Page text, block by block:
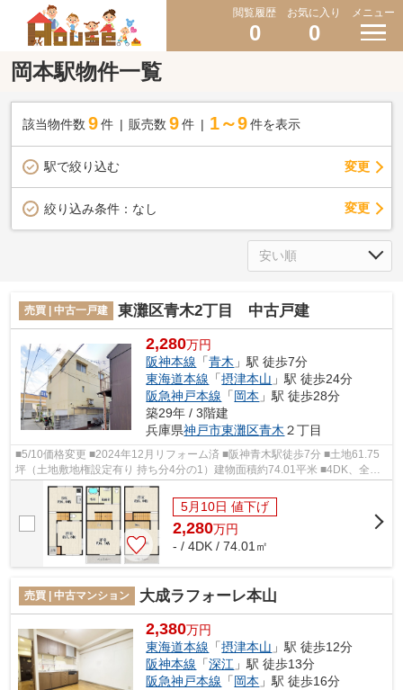
閲覧履歴
0
お気に入り
0
メニュー
岡本駅物件一覧
該当物件数 9件 販売数 9 件 1～9 件を表示
駅で絞り込む 変更
絞り込み条件： なし 変更
売買 | 中古一戸建 東灘区青木2丁目 中古戸建
2,280万円
阪神本線 「青木 」駅 徒歩7分
東海道本線 「摂津本山 」駅 徒歩24分
阪急神戸本線 「岡本 」駅 徒歩28分
築29年 / 3階建
兵庫県神戸市東灘区青木 ２丁目
■5/10価格変更 ■2024年12月リフォーム済 ■阪神青木駅徒歩7分 ■土地61.75
坪（土地敷地権設定有り 持ち分4分の1）建物面積約74.01平米 ■4DK、全居
室フローリング ■南向きバルコニー、2面...
5月10日 値下げ
2,280万円
- / 4DK / 74.01㎡
売買 | 中古マンション 大成ラフォーレ本山
2,380万円
東海道本線 「摂津本山 」駅 徒歩12分
阪神本線 「深江 」駅 徒歩13分
阪急神戸本線 「岡本 」駅 徒歩16分